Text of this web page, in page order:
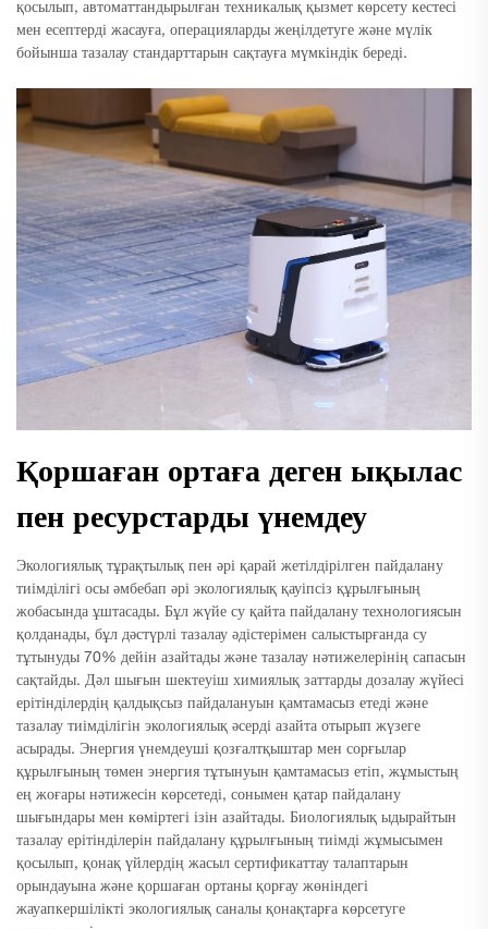
қосылып, автоматтандырылған техникалық қызмет көрсету кестесі
мен есептерді жасауға, операцияларды жеңілдетуге және мүлік
бойынша тазалау стандарттарын сақтауға мүмкіндік береді.
Қоршаған ортаға деген ықылас
пен ресурстарды үнемдеу
Экологиялық тұрақтылық пен әрі қарай жетілдірілген пайдалану
тиімділігі осы әмбебап әрі экологиялық қауіпсіз құрылғының
жобасында ұштасады. Бұл жүйе су қайта пайдалану технологиясын
қолданады, бұл дәстүрлі тазалау әдістерімен салыстырғанда су
тұтынуды 70% дейін азайтады және тазалау нәтижелерінің сапасын
сақтайды. Дәл шығын шектеуіш химиялық заттарды дозалау жүйесі
ерітінділердің қалдықсыз пайдалануын қамтамасыз етеді және
тазалау тиімділігін экологиялық әсерді азайта отырып жүзеге
асырады. Энергия үнемдеуші қозғалтқыштар мен сорғылар
құрылғының төмен энергия тұтынуын қамтамасыз етіп, жұмыстың
ең жоғары нәтижесін көрсетеді, сонымен қатар пайдалану
шығындары мен көміртегі ізін азайтады. Биологиялық ыдырайтын
тазалау ерітінділерін пайдалану құрылғының тиімді жұмысымен
қосылып, қонақ үйлердің жасыл сертификаттау талаптарын
орындауына және қоршаған ортаны қорғау жөніндегі
жауапкершілікті экологиялық саналы қонақтарға көрсетуге